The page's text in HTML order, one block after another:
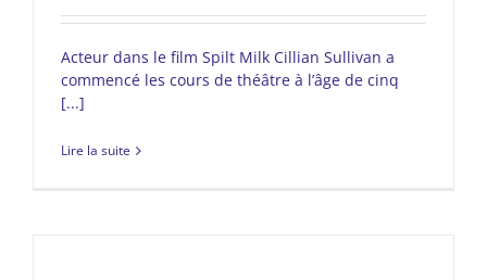
Acteur dans le film Spilt Milk Cillian Sullivan a
commencé les cours de théâtre à l’âge de cinq
[...]
Lire la suite